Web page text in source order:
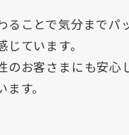
ことで気分までパ
ています。
お客さまにも安心
す。